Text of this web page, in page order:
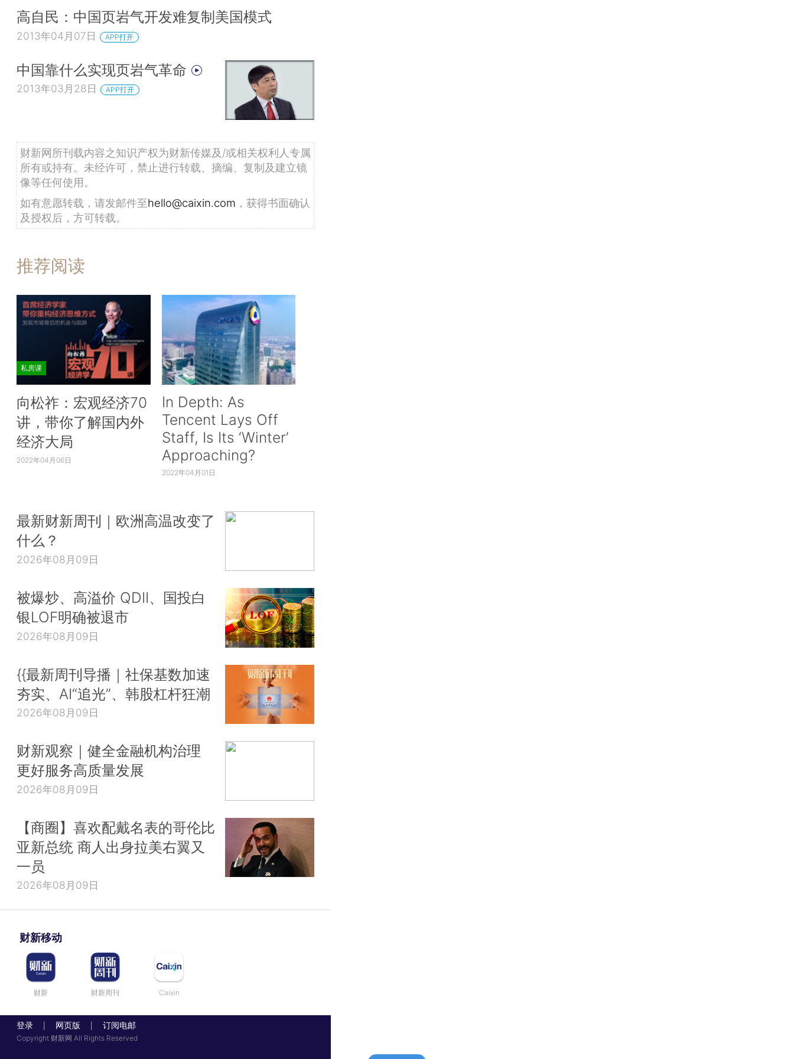
高自民：中国页岩气开发难复制美国模式
2013年04月07日 APP打开
中国靠什么实现页岩气革命
2013年03月28日 APP打开
财新网所刊载内容之知识产权为财新传媒及/或相关权利人专属
所有或持有。未经许可，禁止进行转载、摘编、复制及建立镜
像等任何使用。
如有意愿转载，请发邮件至hello@caixin.com ，获得书面确认
及授权后，方可转载。
推荐阅读
私房课
向松祚：宏观经济70
讲，带你了解国内外
经济大局
2022年04月06日
In Depth: As
Tencent Lays Off
Staff, Is Its ‘Winter’
Approaching?
2022年04月01日
最新财新周刊｜欧洲高温改变了
什么？
2026年08月09日
被爆炒、高溢价 QDII、国投白
银LOF明确被退市
2026年08月09日
{{最新周刊导播｜社保基数加速
夯实、AI“追光”、韩股杠杆狂潮
2026年08月09日
财新观察｜健全金融机构治理
更好服务高质量发展
2026年08月09日
【商圈】喜欢配戴名表的哥伦比
亚新总统 商人出身拉美右翼又
一员
2026年08月09日
财新移动
财新 财新周刊 Caixin
登录 网页版 订阅电邮
Copyright 财新网 All Rights Reserved